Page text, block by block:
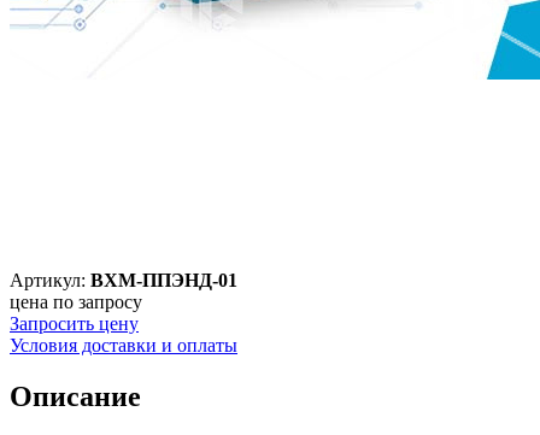
Артикул: ВХМ-ППЭНД-01
цена по запросу
Запросить цену
Условия доставки и оплаты
Описание